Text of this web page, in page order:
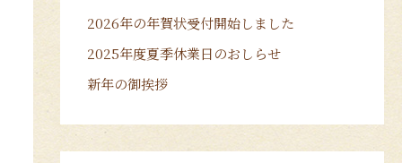
2026年の年賀状受付開始しました
2025年度夏季休業日のおしらせ
新年の御挨拶